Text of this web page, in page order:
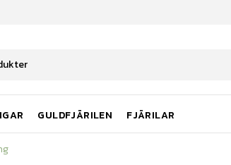
GULDFJÄRILEN FJÄRILAR